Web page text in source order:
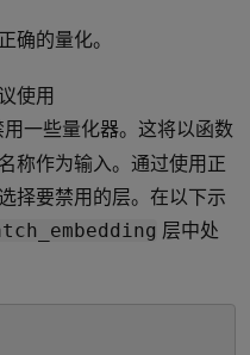
确的量化。
使用
用一些量化器。这将以函数
称作为输入。通过使用正
择要禁用的层。在以下示
层中处